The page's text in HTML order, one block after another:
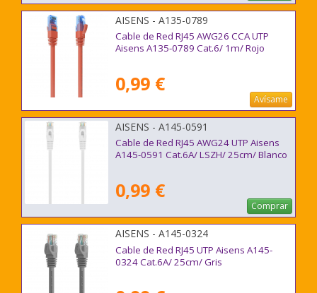
AISENS - A135-0789
Cable de Red RJ45 AWG26 CCA UTP
Aisens A135-0789 Cat.6/ 1m/ Rojo
0,99 €
Avísame
AISENS - A145-0591
Cable de Red RJ45 AWG24 UTP Aisens
A145-0591 Cat.6A/ LSZH/ 25cm/ Blanco
0,99 €
Comprar
AISENS - A145-0324
Cable de Red RJ45 UTP Aisens A145-
0324 Cat.6A/ 25cm/ Gris